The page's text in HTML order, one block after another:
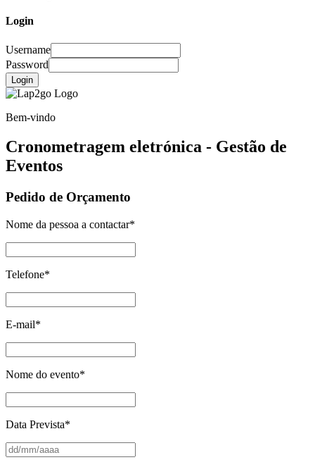
Login
Username
Password
Login
Bem-vindo
Cronometragem eletrónica - Gestão de
Eventos
Pedido de Orçamento
Nome da pessoa a contactar*
Telefone*
E-mail*
Nome do evento*
Data Prevista*